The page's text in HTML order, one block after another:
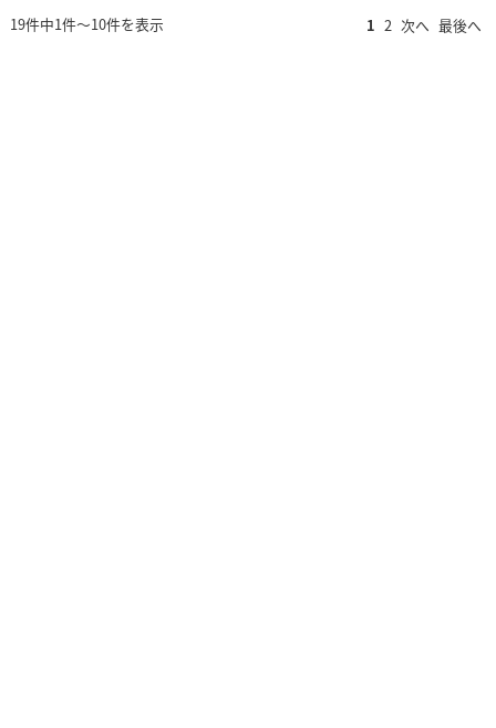
19件中1件～10件を表示 1 2 次へ 最後へ